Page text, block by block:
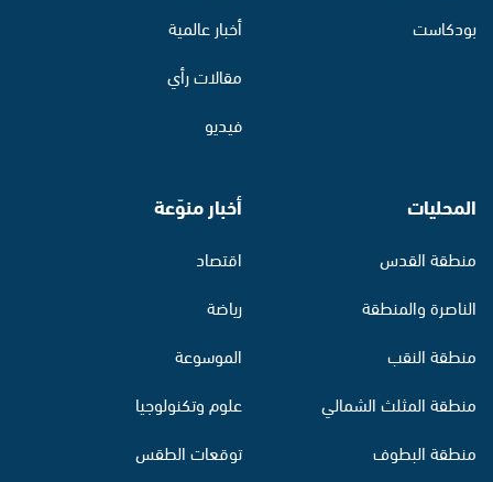
بودكاست
أخبار عالمية
مقالات رأي
فيديو
المحليات
منطقة القدس
الناصرة والمنطقة
منطقة النقب
منطقة المثلث الشمالي
منطقة البطوف
أخبار منوّعة
اقتصاد
رياضة
الموسوعة
علوم وتكنولوجيا
توقعات الطقس